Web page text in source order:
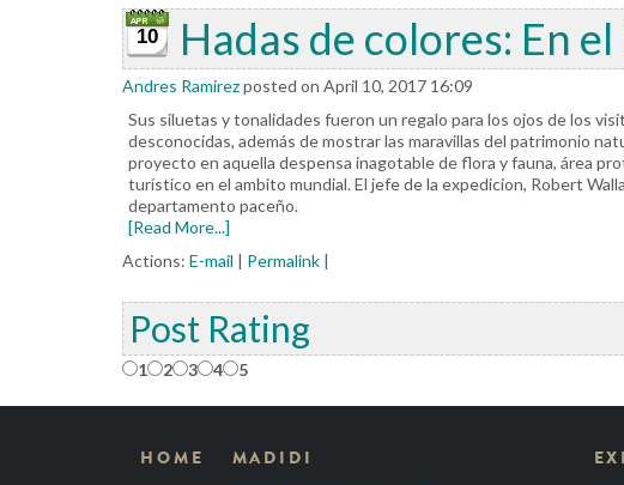
10 Hadas de colores: En
Andres Ramirezposted on April 10, 2017 16:09
Sus siluetas y tonalidades fueron un regalo para los ojos de los
desconocidas, además de mostrar las maravillas del patrimonio
proyecto en aquella despensa inagotable de flora y fauna, área
turístico en el ambito mundial. El jefe de la expedicion, Robert
departamento paceño.
[Read More...]
Actions: E-mail | Permalink |
Post Rating
1 2 3 4 5
HOME MADIDI